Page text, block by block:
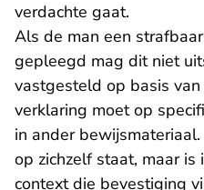
verdachte gaat.
Als de man een strafbaar
gepleegd mag dit niet
vastgesteld op basis
verklaring moet op
in ander
op zichzelf staat, maar is
context die bevestiging